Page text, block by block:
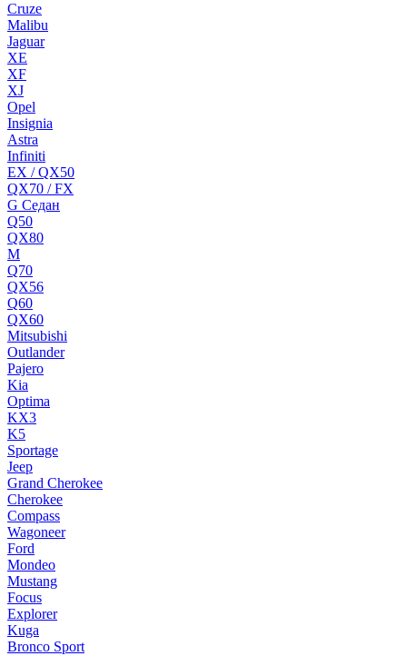
Cruze
Malibu
Jaguar
XE
XF
XJ
Opel
Insignia
Astra
Infiniti
EX / QX50
QX70 / FX
G Cедан
Q50
QX80
M
Q70
QX56
Q60
QX60
Mitsubishi
Outlander
Pajero
Kia
Optima
KX3
K5
Sportage
Jeep
Grand Cherokee
Cherokee
Compass
Wagoneer
Ford
Mondeo
Mustang
Focus
Explorer
Kuga
Bronco Sport